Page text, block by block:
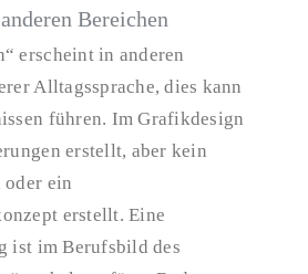
Bereichen
erscheint in anderen
Alltagssprache, dies kann
führen. Im Grafikdesign
erstellt, aber kein
oder ein
erstellt. Eine
ist im Berufsbild des